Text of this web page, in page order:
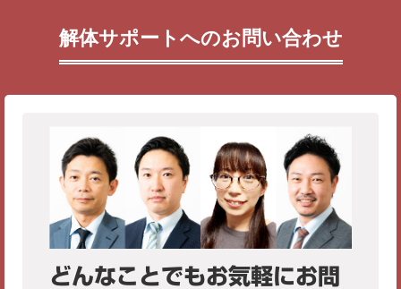
解体サポートへのお問い合わせ
どんなことでもお気軽にお問